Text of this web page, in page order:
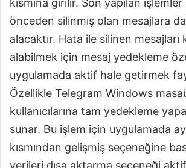
önceden silinmiş olan mesajlara
alacaktır. Hata ile silinen mesajları
alabilmek için mesaj yedekleme
uygulamada aktif hale getirmek
Özellikle Telegram Windows
kullanıcılarına tam yedekleme
sunar. Bu işlem için uygulamada
kısmından gelişmiş seçeneğine
verileri dışa aktarma seçeneği